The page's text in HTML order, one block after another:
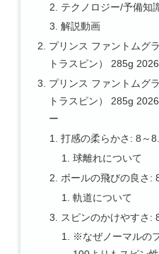
テクノロジー/予備知
解説動画
プリンス ファントムグ
トラスピン） 285g
プリンス ファントムグ
トラスピン） 285g
ー
打感の柔らかさ: 8～
球離れについて
ボールの飛びの良さ:
軌道について
スピンのかけやすさ:
※なぜノーマルの